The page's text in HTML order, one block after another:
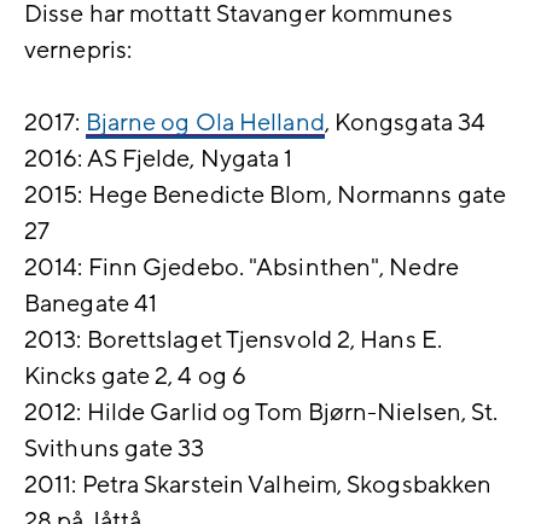
Disse har mottatt Stavanger kommunes
vernepris:
2017: Bjarne og Ola Helland, Kongsgata 34
2016: AS Fjelde, Nygata 1
2015: Hege Benedicte Blom, Normanns gate
27
2014: Finn Gjedebo. "Absinthen", Nedre
Banegate 41
2013: Borettslaget Tjensvold 2, Hans E.
Kincks gate 2, 4 og 6
2012: Hilde Garlid og Tom Bjørn-Nielsen, St.
Svithuns gate 33
2011: Petra Skarstein Valheim, Skogsbakken